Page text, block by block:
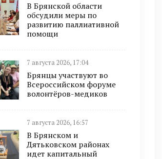
В Брянской области
обсудили меры по
развитию паллиативной
помощи
7 августа 2026, 17:04
Брянцы участвуют во
Всероссийском форуме
волонтёров-медиков
7 августа 2026, 16:57
В Брянском и
Дятьковском районах
идет капитальный